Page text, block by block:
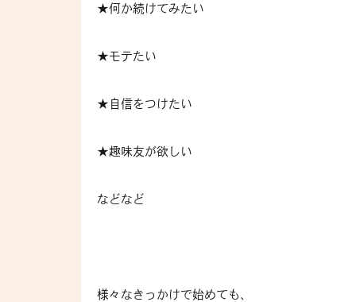
★何か続けてみたい
★モテたい
★自信をつけたい
★趣味友が欲しい
などなど
様々なきっかけで始めても、